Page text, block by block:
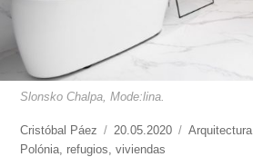
Slonsko Chalpa, Mode:lina.
https://www.experimenta.es/author/cristobal-
paez/
Cristóbal Páez
Publicado
el
20.05.2020 Categorías
Arquitectura
Polónia refugios ,viviendas